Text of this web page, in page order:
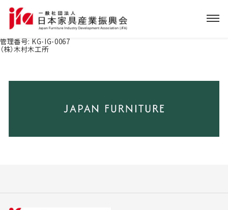
管理番号: KG-IG-0067
（株）木村木工所